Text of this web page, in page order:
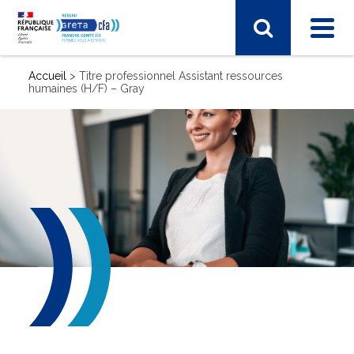
SECTEUR D'ACTIVITÉ
Sport, hôtellerie, restauration, tourisme
Vie et gestion des organisations
Transport – Logistique
Arts, spectacle, industries créatives
BTP - bâtiment travaux publics
Commerce, marketing, finance
Electronique, informatique, télécomunication
Energie, électricité
Accueil > Titre professionnel Assistant ressources
humaines (H/F) – Gray